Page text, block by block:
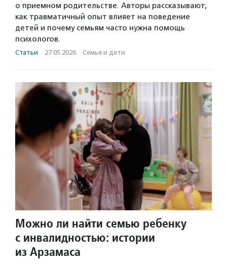
о приемном родительстве. Авторы рассказывают,
как травматичный опыт влияет на поведение
детей и почему семьям часто нужна помощь
психологов.
Статьи · 27.05.2026 · Семья и дети
Можно ли найти семью ребенку
с инвалидностью: истории
из Арзамаса